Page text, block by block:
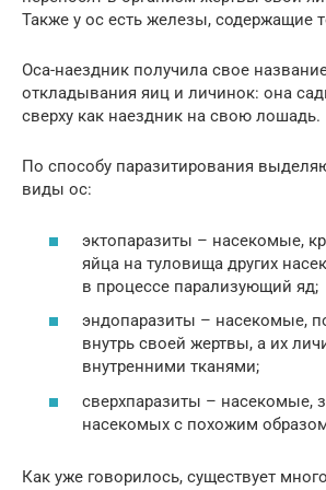
Также у ос есть железы, содержащие
Оса-наездник получила свое
откладывания яиц и личинок: она
сверху как наездник на свою лошадь.
По способу паразитирования
виды ос:
эктопаразиты – насекомые,
яйца на туловища других
в процессе парализующий яд;
эндопаразиты – насекомые,
внутрь своей жертвы, а их
внутренними тканями;
сверхпаразиты – насекомые,
насекомых с похожим
Как уже говорилось, существует